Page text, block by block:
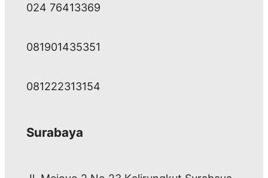
024 76413369
081901435351
081222313154
Surabaya